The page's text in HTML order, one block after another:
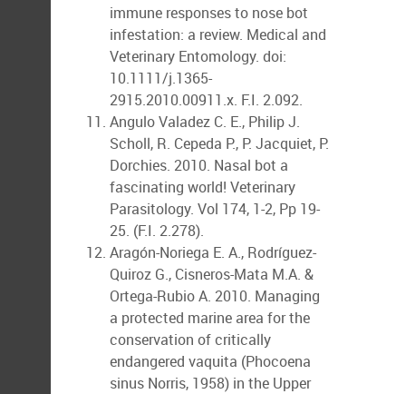
immune responses to nose bot
infestation: a review. Medical and
Veterinary Entomology. doi:
10.1111/j.1365-
2915.2010.00911.x. F.I. 2.092.
Angulo Valadez C. E., Philip J.
Scholl, R. Cepeda P., P. Jacquiet, P.
Dorchies. 2010. Nasal bot a
fascinating world! Veterinary
Parasitology. Vol 174, 1-2, Pp 19-
25. (F.I. 2.278).
Aragón-Noriega E. A., Rodríguez-
Quiroz G., Cisneros-Mata M.A. &
Ortega-Rubio A. 2010. Managing
a protected marine area for the
conservation of critically
endangered vaquita (Phocoena
sinus Norris, 1958) in the Upper